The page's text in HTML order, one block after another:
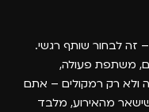
זה לבחור שותף רגשי.
משתפת פעולה,
ולא רק רמקולים – אתם
מהאירוע, מלבד